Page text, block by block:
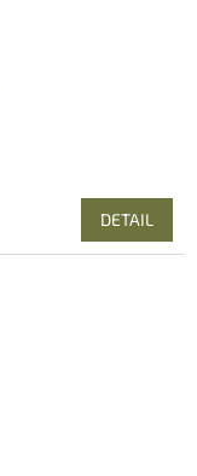
DETAIL